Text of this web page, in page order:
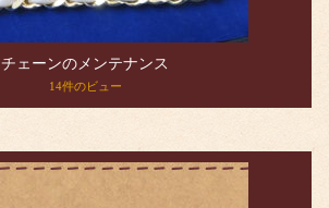
チェーンのメンテナンス
14件のビュー